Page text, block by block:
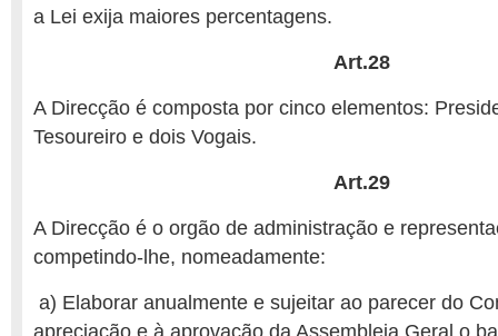
a Lei exija maiores percentagens.
Art.28
A Direcção é composta por cinco elementos:
Tesoureiro e dois Vogais.
Art.29
A Direcção é o orgão de administração e
competindo‑lhe, nomeadamente:
a) Elaborar anualmente e sujeitar ao parecer do
apreciação e à aprovação da Assembleia Geral o